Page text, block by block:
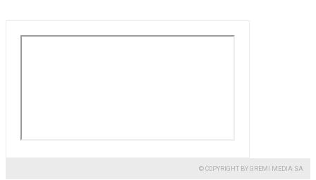
© COPYRIGHT BY GREMI MEDIA SA